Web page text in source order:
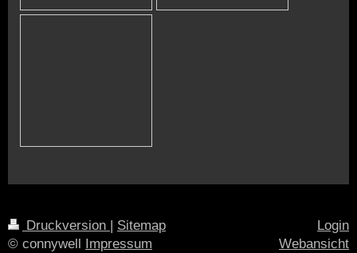
Druckversion | Sitemap
© connywell Impressum
Login
Webansicht